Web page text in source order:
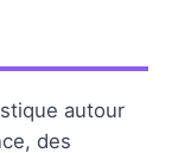
autour
des